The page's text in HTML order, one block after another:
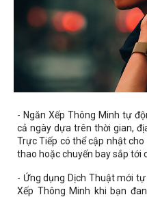
- Ngăn Xếp Thông Minh tự
cả ngày dựa trên thời gian,
Trực Tiếp có thể cập nhật
thao hoặc chuyến bay sắp tới
- Ứng dụng Dịch Thuật mới
Xếp Thông Minh khi bạn